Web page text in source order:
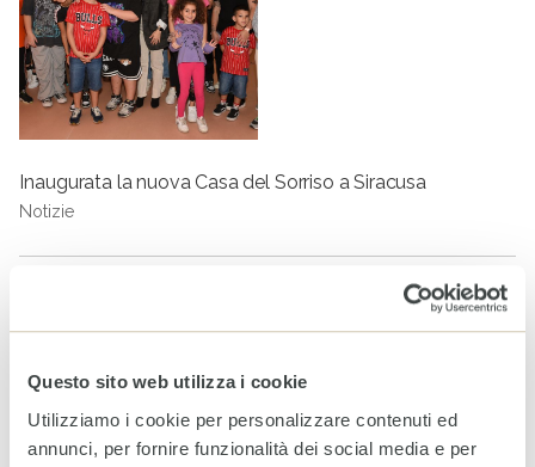
Questo sito web utilizza i cookie
Utilizziamo i cookie per personalizzare contenuti ed
annunci, per fornire funzionalità dei social media e per
Inaugurata la nuova Casa del Sorriso a Siracusa
Notizie
CASA DEL SORRISO HAITI
PROGRAMMA CASE DEL SORRISO
ARTICOLI CORRELATI